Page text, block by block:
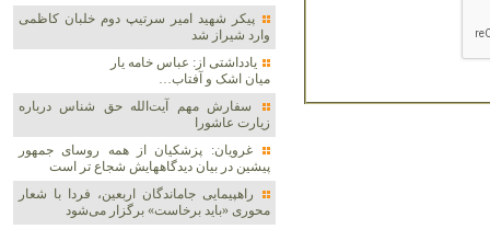
پیکر شهید امیر سرتیپ دوم خلبان کاظمی
وارد شیراز شد
یادداشتی از: عباس خامه یار
میان اشک و آفتاب…
سفارش مهم آیت‌الله حق شناس درباره
زیارت عاشورا
غرویان: پزشکیان از همه روسای جمهور
پیشین در بیان دیدگاههایش شجاع تر است
راهپیمایی جاماندگان اربعین، فردا با شعار
محوری «باید برخاست» برگزار می‌شود